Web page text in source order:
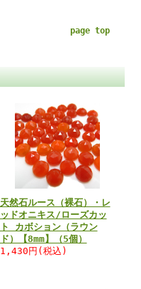
page top
天然石ルース（裸石）・レ
ッドオニキス/ローズカッ
ト カボション（ラウン
ド）【8mm】（5個）
1,430円(税込)